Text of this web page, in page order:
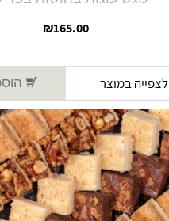
₪165.00
לצפייה במוצר